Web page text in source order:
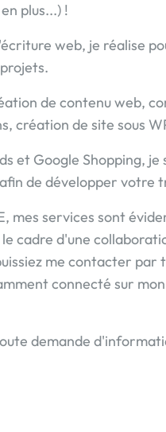
plus...) !
web, je réalise
de contenu web,
création de site sous
et Google Shopping, je
de développer votre
mes services sont
cadre d'une
me contacter
connecté sur
demande